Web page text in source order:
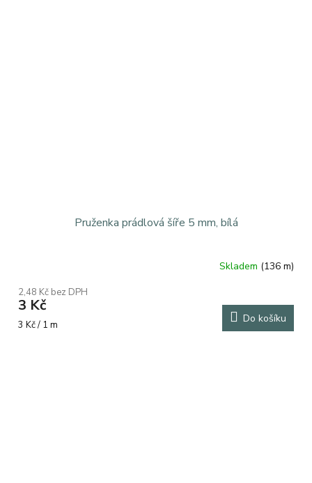
Pruženka prádlová šíře 5 mm, bílá
Skladem (136 m)
2,48 Kč bez DPH
3 Kč
Měrná
3 Kč / 1 m Do košíku